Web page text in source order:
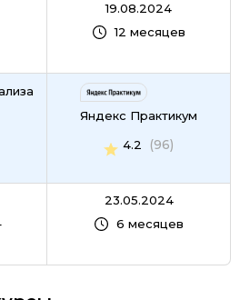
19.08.2024
12 месяцев
Яндекс Практикум
4.2
(96)
23.05.2024
6 месяцев